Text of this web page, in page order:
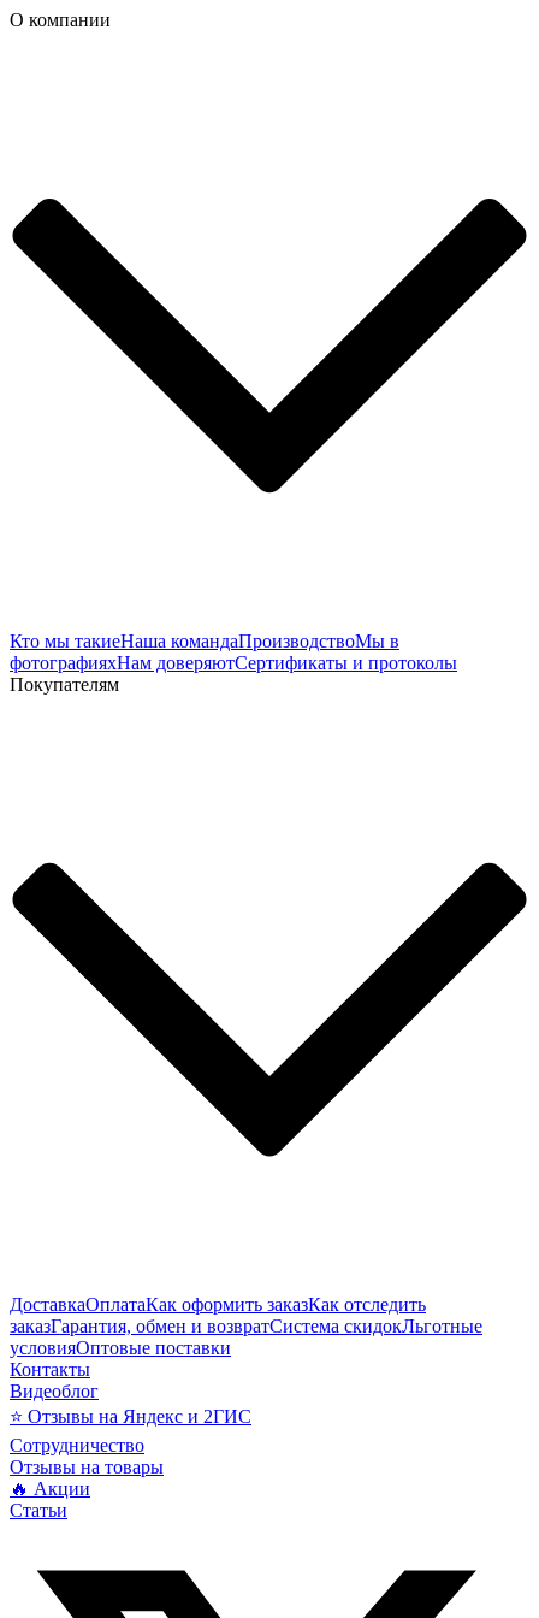
О компании
Кто мы такиеНаша командаПроизводствоМы в
фотографияхНам доверяютСертификаты и протоколы
Покупателям
ДоставкаОплатаКак оформить заказКак отследить
заказГарантия, обмен и возвратСистема скидокЛьготные
условияОптовые поставки
Контакты
Видеоблог
⭐ Отзывы на Яндекс и 2ГИС
Сотрудничество
Отзывы на товары
🔥 Акции
Статьи